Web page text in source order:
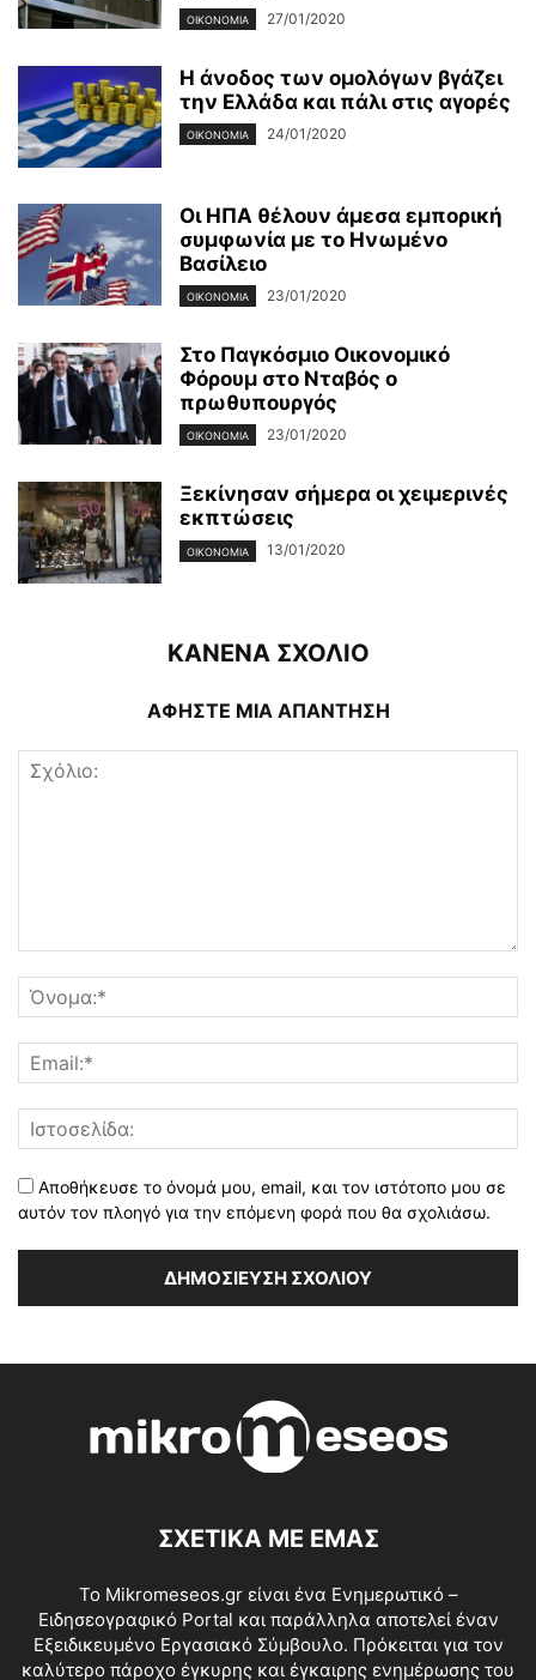
ΟΙΚΟΝΟΜΊΑ 27/01/2020
Η άνοδος των ομολόγων βγάζει
την Ελλάδα και πάλι στις αγορές
ΟΙΚΟΝΟΜΊΑ 24/01/2020
Οι ΗΠΑ θέλουν άμεσα εμπορική
συμφωνία με το Ηνωμένο
Βασίλειο
ΟΙΚΟΝΟΜΊΑ 23/01/2020
Στο Παγκόσμιο Οικονομικό
Φόρουμ στο Νταβός ο
πρωθυπουργός
ΟΙΚΟΝΟΜΊΑ 23/01/2020
Ξεκίνησαν σήμερα οι χειμερινές
εκπτώσεις
ΟΙΚΟΝΟΜΊΑ 13/01/2020
ΚΑΝΕΝΑ ΣΧΟΛΙΟ
ΑΦΗΣΤΕ ΜΙΑ ΑΠΑΝΤΗΣΗ
Αποθήκευσε το όνομά μου, email, και τον ιστότοπο μου σε
αυτόν τον πλοηγό για την επόμενη φορά που θα σχολιάσω.
ΣΧΕΤΙΚΑ ΜΕ ΕΜΑΣ
Το Mikromeseos.gr είναι ένα Ενημερωτικό –
Ειδησεογραφικό Portal και παράλληλα αποτελεί έναν
Εξειδικευμένο Εργασιακό Σύμβουλο. Πρόκειται για τον
καλύτερο πάροχο έγκυρης και έγκαιρης ενημέρωσης του